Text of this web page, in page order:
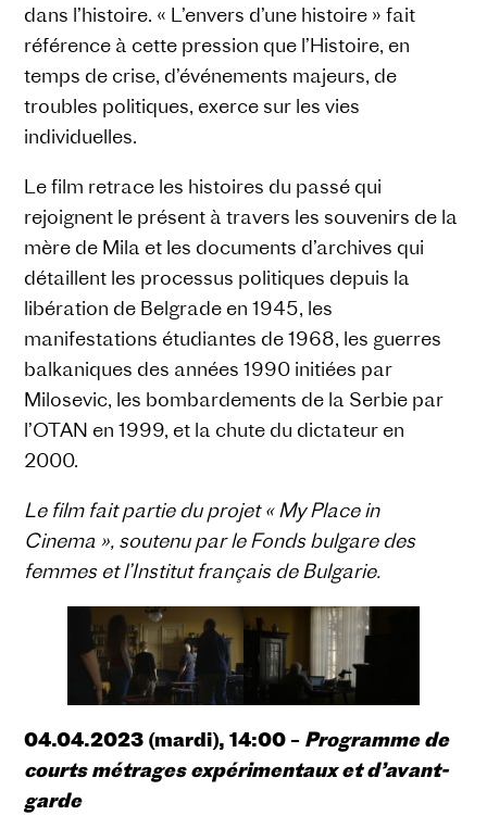
dans l’histoire. « L’envers d’une histoire » fait
référence à cette pression que l’Histoire, en
temps de crise, d’événements majeurs, de
troubles politiques, exerce sur les vies
individuelles.
Le film retrace les histoires du passé qui
rejoignent le présent à travers les souvenirs de la
mère de Mila et les documents d’archives qui
détaillent les processus politiques depuis la
libération de Belgrade en 1945, les
manifestations étudiantes de 1968, les guerres
balkaniques des années 1990 initiées par
Milosevic, les bombardements de la Serbie par
l’OTAN en 1999, et la chute du dictateur en
2000.
Le film fait partie du projet « My Place in
Cinema », soutenu par le Fonds bulgare des
femmes et l’Institut français de Bulgarie.
04.04.2023 (mardi), 14:00 – Programme de
courts métrages expérimentaux et d’avant-
garde